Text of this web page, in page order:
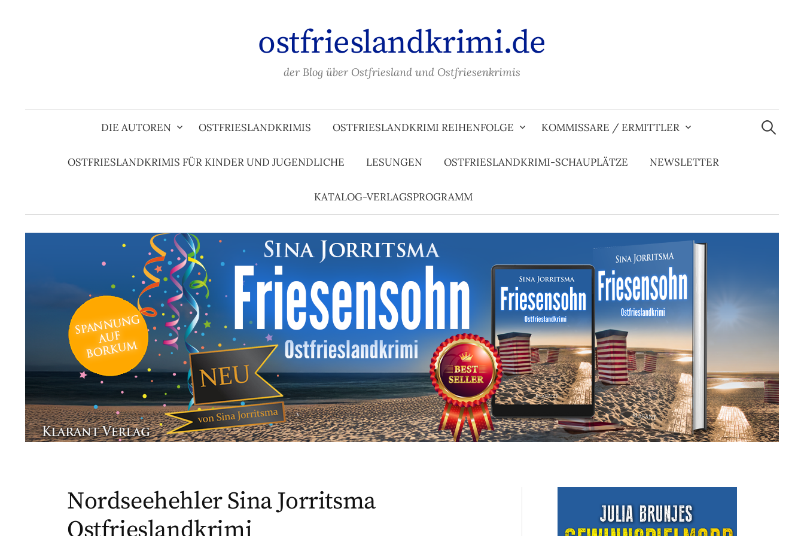
ostfrieslandkrimi.de
der Blog über Ostfriesland und Ostfriesenkrimis
DIE AUTOREN OSTFRIESLANDKRIMIS OSTFRIESLANDKRIMI REIHENFOLGE KOMMISSARE / ERMITTLER
OSTFRIESLANDKRIMIS FÜR KINDER UND JUGENDLICHE LESUNGEN OSTFRIESLANDKRIMI-SCHAUPLÄTZE NEWSLETTER
KATALOG-VERLAGSPROGRAMM
Suchen
nach:
Nordseehehler Sina Jorritsma
Ostfrieslandkrimi